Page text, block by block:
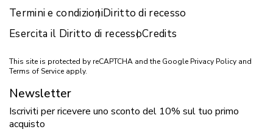
Termini e condizioniDiritto di recesso
Esercita il Diritto di recessoCredits
This site is protected by reCAPTCHA and the Google Privacy Policy and
Terms of Service apply.
Newsletter
Iscriviti per ricevere uno sconto del 10% sul tuo primo
acquisto